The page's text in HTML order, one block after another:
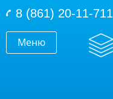
Меню
8 (861) 20-11-711